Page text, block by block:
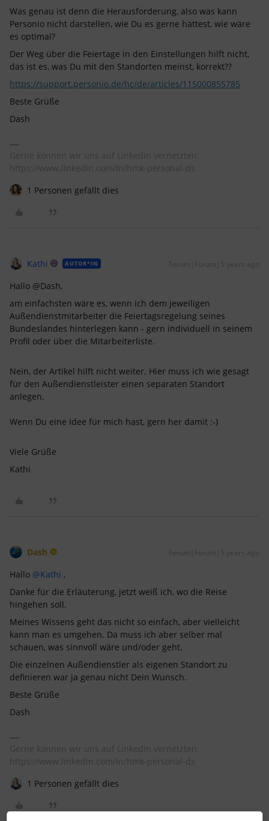
Was genau ist denn die Herausforderung, also was kann
Personio nicht darstellen, wie Du es gerne hättest, wie wäre
es optimal?
Der Weg über die Feiertage in den Einstellungen hilft nicht,
das ist es, was Du mit den Standorten meinst, korrekt??
https://support.personio.de/hc/de/articles/115000855785
Beste Grüße
Dash
Gerne können wir uns auf LinkedIn vernetzten:
https://www.linkedin.com/in/hmk-personal-ds
1 Personen gefällt dies
Kathi AUTOR*IN Forum|Forum|5 years ago
Hallo @Dash,
am einfachsten wäre es, wenn ich dem jeweiligen
Außendienstmitarbeiter die Feiertagsregelung seines
Bundeslandes hinterlegen kann - gern individuell in seinem
Profil oder über die Mitarbeiterliste.
Nein, der Artikel hilft nicht weiter. Hier muss ich wie gesagt
für den Außendienstleister einen separaten Standort
anlegen.
Wenn Du eine Idee für mich hast, gern her damit :-)
Viele Grüße
Kathi
Dash Forum|Forum|5 years ago
Hallo @Kathi ,
Danke für die Erläuterung, jetzt weiß ich, wo die Reise
hingehen soll.
Meines Wissens geht das nicht so einfach, aber vielleicht
kann man es umgehen. Da muss ich aber selber mal
schauen, was sinnvoll wäre und/oder geht.
Die einzelnen Außendienstler als eigenen Standort zu
definieren war ja genau nicht Dein Wunsch.
Beste Grüße
Dash
Gerne können wir uns auf LinkedIn vernetzten:
https://www.linkedin.com/in/hmk-personal-ds
1 Personen gefällt dies